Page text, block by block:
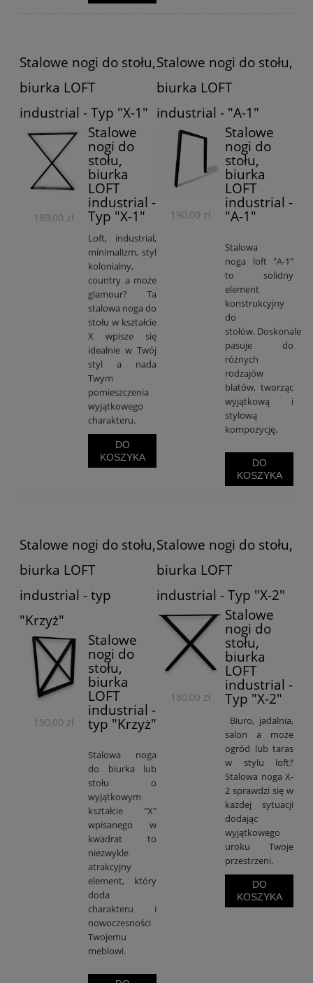
Stalowe nogi do stołu,
biurka LOFT
industrial - Typ "X-1"
189,00 zł
Stalowe
nogi do
stołu,
biurka
LOFT
industrial -
Typ "X-1"
Loft, industrial,
minimalizm, styl
kolonialny,
country a może
glamour? Ta
stalowa noga do
stołu w kształcie
X wpisze się
idealnie w Twój
styl a nada
Twym
pomieszczenia
wyjątkowego
charakteru.
DO
KOSZYKA
Stalowe nogi do stołu,
biurka LOFT
industrial - "A-1"
190,00 zł
Stalowe
nogi do
stołu,
biurka
LOFT
industrial -
"A-1"
Stalowa
noga loft "A-1"
to solidny
element
konstrukcyjny
do
stołów. Doskonale
pasuje do
różnych
rodzajów
blatów, tworząc
wyjątkową i
stylową
kompozycję.
DO
KOSZYKA
Stalowe nogi do stołu,
biurka LOFT
industrial - typ
"Krzyż"
190,00 zł
Stalowe
nogi do
stołu,
biurka
LOFT
industrial -
typ "Krzyż"
Stalowa noga
do biurka lub
stołu o
wyjątkowym
kształcie "X"
wpisanego w
kwadrat to
niezwykle
atrakcyjny
element, który
doda
charakteru i
nowoczesności
Twojemu
meblowi.
Stalowe nogi do stołu,
biurka LOFT
industrial - Typ "X-2"
180,00 zł
Stalowe
nogi do
stołu,
biurka
LOFT
industrial -
Typ "X-2"
Biuro, jadalnia,
salon a może
ogród lub taras
w stylu loft?
Stalowa noga X-
2 sprawdzi się w
każdej sytuacji
dodając
wyjątkowego
uroku Twoje
przestrzeni.
DO
KOSZYKA